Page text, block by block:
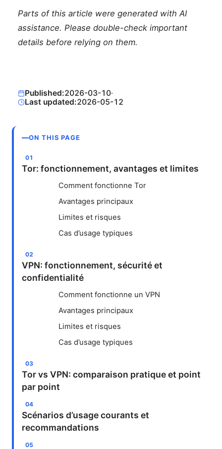
Parts of this article were generated with AI
assistance. Please double-check important
details before relying on them.
Published:2026-03-10·
Last updated:2026-05-12
ON THIS PAGE
Tor: fonctionnement, avantages et limites
Comment fonctionne Tor
Avantages principaux
Limites et risques
Cas d’usage typiques
VPN: fonctionnement, sécurité et
confidentialité
Comment fonctionne un VPN
Avantages principaux
Limites et risques
Cas d’usage typiques
Tor vs VPN: comparaison pratique et point
par point
Scénarios d’usage courants et
recommandations